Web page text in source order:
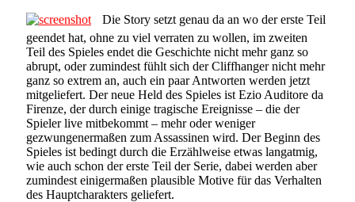
Die Story setzt genau da an wo der erste Teil
geendet hat, ohne zu viel verraten zu wollen, im zweiten
Teil des Spieles endet die Geschichte nicht mehr ganz so
abrupt, oder zumindest fühlt sich der Cliffhanger nicht mehr
ganz so extrem an, auch ein paar Antworten werden jetzt
mitgeliefert. Der neue Held des Spieles ist Ezio Auditore da
Firenze, der durch einige tragische Ereignisse – die der
Spieler live mitbekommt – mehr oder weniger
gezwungenermaßen zum Assassinen wird. Der Beginn des
Spieles ist bedingt durch die Erzählweise etwas langatmig,
wie auch schon der erste Teil der Serie, dabei werden aber
zumindest einigermaßen plausible Motive für das Verhalten
des Hauptcharakters geliefert.